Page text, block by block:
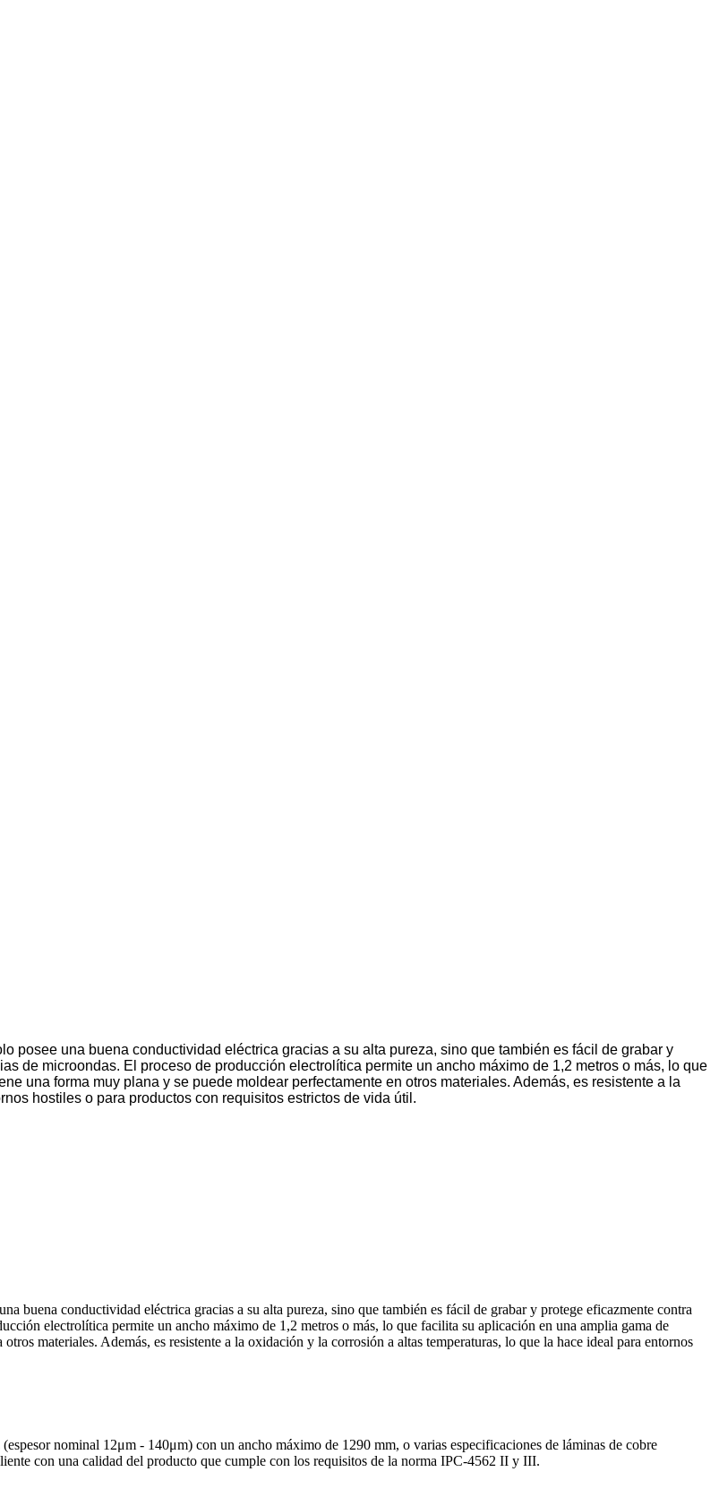
posee una buena conductividad eléctrica gracias a su alta pureza, sino que también es fácil de grabar y
de microondas. El proceso de producción electrolítica permite un ancho máximo de 1,2 metros o más, lo que
una forma muy plana y se puede moldear perfectamente en otros materiales. Además, es resistente a la
hostiles o para productos con requisitos estrictos de vida útil.
conductividad eléctrica gracias a su alta pureza, sino que también es fácil de grabar y protege eficazmente contra
electrolítica permite un ancho máximo de 1,2 metros o más, lo que facilita su aplicación en una amplia gama de
materiales. Además, es resistente a la oxidación y la corrosión a altas temperaturas, lo que la hace ideal para entornos
nominal 12μm - 140μm) con un ancho máximo de 1290 mm, o varias especificaciones de láminas de cobre
con una calidad del producto que cumple con los requisitos de la norma IPC-4562 II y III.